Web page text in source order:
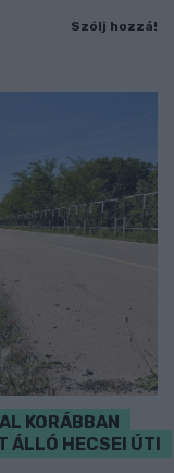
Szólj hozzá!
KORÁBBAN
ÁLLÓ HECSEI ÚTI